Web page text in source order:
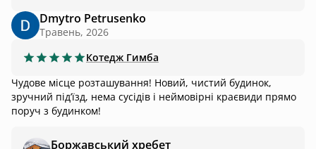
Dmytro Petrusenko
Травень, 2026
Котедж Гимба
Чудове місце розташування! Новий, чистий будинок,
зручний підʼїзд, нема сусідів і неймовірні краєвиди прямо
поруч з будинком!
Боржавський хребет